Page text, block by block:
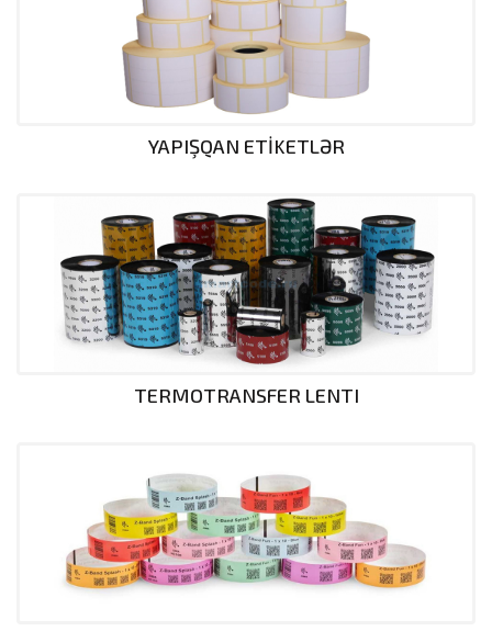
YAPIŞQAN ETİKETLƏR
TERMOTRANSFER LENTI